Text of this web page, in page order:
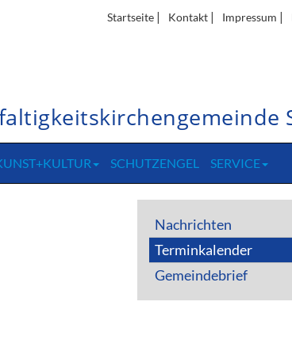
Startseite | Kontakt | Impressum |
SCHUTZENGEL SERVICE
Nachrichten
Terminkalender
Gemeindebrief